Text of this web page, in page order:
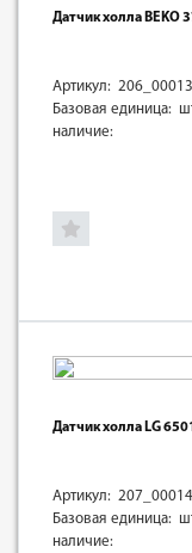
Датчик холла BEKO
Артикул:
Базовая единица:
наличие:
Датчик холла LG
Артикул:
Базовая единица:
наличие: